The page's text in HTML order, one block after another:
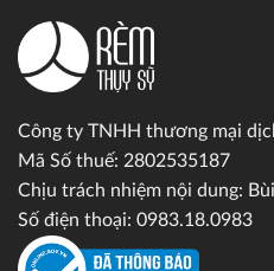
Công ty TNHH thương mại
Mã Số thuế: 2802535187
Chịu trách nhiệm nội dung:
Số điện thoại: 0983.18.0983